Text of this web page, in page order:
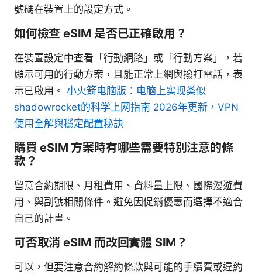
號碼在裝置上的設定方式。
如何檢查 eSIM 是否已正確啟用？
在裝置設定中查看「行動網路」或「行動方案」，若
顯示可用的行動方案，且能正常上網與撥打電話，表
示已啟用。 小火箭电脑版：电脑上实现类似
shadowrocket的科学上网指南 2026年更新，VPN
使用全解與穩定配置秘訣
購買 eSIM 方案時有哪些需要特別注意的條
款？
留意合約期限、月租費用、資料量上限、國際漫遊費
用、與副號相關條件。避免因促銷優惠而選擇不適合
自己的計畫。
可否取消 eSIM 而改回實體 SIM？
可以，但要注意合約解約條款與可能的手續費或違約